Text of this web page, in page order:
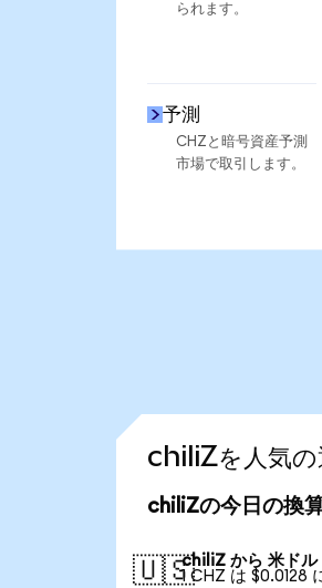
られます。
予測
CHZと暗号資産予測
市場で取引します。
chiliZを人気の
chiliZの今日の換
🇺🇸chiliZ から 米ドル
1 CHZ は $0.0128